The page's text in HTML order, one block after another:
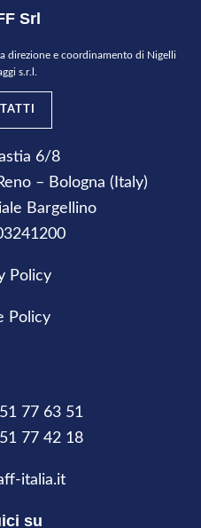
Srl
direzione e coordinamento di Nigelli
s.r.l.
6/8
– Bologna (Italy)
Bargellino
Policy
Policy
77 63 51
77 42 18
italia.it
su